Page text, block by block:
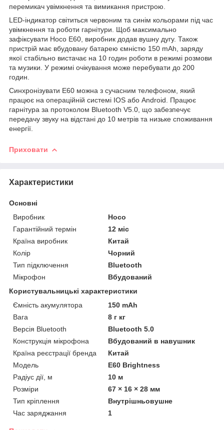
перемикач увімкнення та вимикання пристрою.
LED-індикатор світиться червоним та синім кольорами під час
увімкнення та роботи гарнітури. Щоб максимально
зафіксувати Hoco E60, виробник додав вушну дугу. Також
пристрій має вбудовану батарею ємністю 150 mAh, заряду
якої стабільно вистачає на 10 годин роботи в режимі розмови
та музики. У режимі очікування може перебувати до 200
годин.
Синхронізувати E60 можна з сучасним телефоном, який
працює на операційній системі IOS або Android. Працює
гарнітура за протоколом Bluetooth V5.0, що забезпечує
передачу звуку на відстані до 10 метрів та низьке споживання
енергії.
Приховати
Характеристики
Основні
Виробник
Hoco
Гарантійний термін
12 міс
Країна виробник
Китай
Колір
Чорний
Тип підключення
Bluetooth
Мікрофон
Вбудований
Користувальницькі характеристики
Ємність акумулятора
150 mAh
Вага
8 г кг
Версія Bluetooth
Bluetooth 5.0
Конструкція мікрофона
Вбудований в навушник
Країна реєстрації бренда
Китай
Мoдель
E60 Brightness
Радіус дії, м
10 м
Розміри
67 × 16 × 28 мм
Тип кріплення
Внутрішньовушне
Час заряджання
1